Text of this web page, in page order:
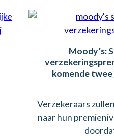
Moody’s:
komende
Verzekeraars
naar hun